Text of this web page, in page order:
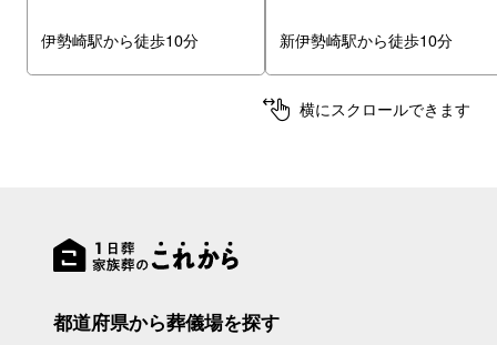
伊勢崎駅から徒歩10分 新伊勢崎駅から徒歩10分
横にスクロールできます
都道府県から葬儀場を探す